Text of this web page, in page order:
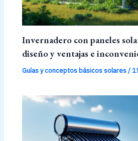
Invernadero con paneles
diseño y ventajas e
Guías y conceptos básicos solares/